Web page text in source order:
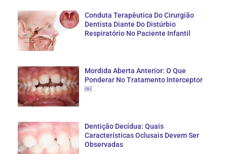
Conduta Terapêutica Do Cirurgião
Dentista Diante Do Distúrbio
Respiratório No Paciente Infantil
Mordida Aberta Anterior: O Que
Ponderar No Tratamento Interceptor
￼
Dentição Decídua: Quais
Características Oclusais Devem Ser
Observadas